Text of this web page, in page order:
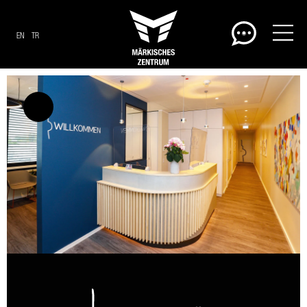
EN TR